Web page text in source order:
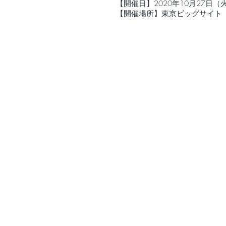
【開催日】2020年10月27日（
【開催場所】東京ビッグサイト